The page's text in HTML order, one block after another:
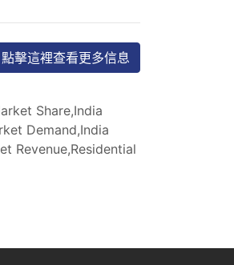
點擊這裡查看更多信息
Share,India
Demand,India
Revenue,Residential